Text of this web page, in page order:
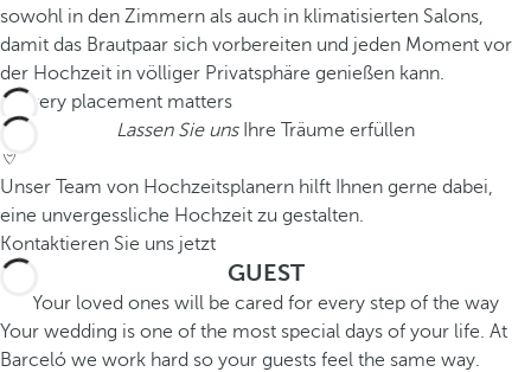
sowohl in den Zimmern als auch in klimatisierten Salons,
damit das Brautpaar sich vorbereiten und jeden Moment vor
der Hochzeit in völliger Privatsphäre genießen kann.
Lassen Sie unsIhre Träume erfüllen
Unser Team von Hochzeitsplanern hilft Ihnen gerne dabei,
eine unvergessliche Hochzeit zu gestalten.
Kontaktieren Sie uns jetzt
GUEST
Your loved ones will be cared for every step of the way
Your wedding is one of the most special days of your life. At
Barceló we work hard so your guests feel the same way.